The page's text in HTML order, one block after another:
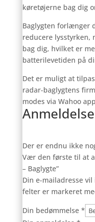
køretøjerne bag dig
Baglygten forlænger
reducere lysstyrken,
bag dig, hvilket er
batterilevetiden på
Det er muligt at
radar-baglygtens
modes via Wahoo
Der er endnu ikke
Vær den første til at
– Baglygte”
Din e-mailadresse
felter er markeret
Din bedømmelse *